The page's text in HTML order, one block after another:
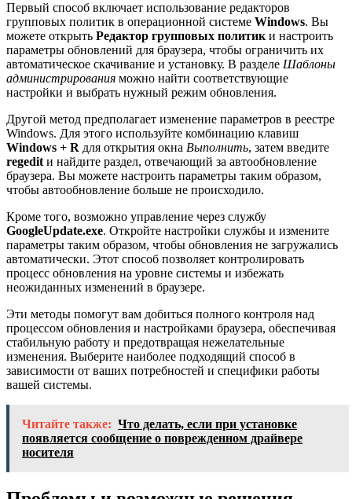
Первый способ включает использование редакторов
групповых политик в операционной системе Windows. Вы
можете открыть Редактор групповых политик и настроить
параметры обновлений для браузера, чтобы ограничить их
автоматическое скачивание и установку. В разделе Шаблоны
администрирования можно найти соответствующие
настройки и выбрать нужный режим обновления.
Другой метод предполагает изменение параметров в реестре
Windows. Для этого используйте комбинацию клавиш
Windows + R для открытия окна Выполнить, затем введите
regedit и найдите раздел, отвечающий за автообновление
браузера. Вы можете настроить параметры таким образом,
чтобы автообновление больше не происходило.
Кроме того, возможно управление через службу
GoogleUpdate.exe. Откройте настройки службы и измените
параметры таким образом, чтобы обновления не загружались
автоматически. Этот способ позволяет контролировать
процесс обновления на уровне системы и избежать
неожиданных изменений в браузере.
Эти методы помогут вам добиться полного контроля над
процессом обновления и настройками браузера, обеспечивая
стабильную работу и предотвращая нежелательные
изменения. Выберите наиболее подходящий способ в
зависимости от ваших потребностей и специфики работы
вашей системы.
Читайте также: Что делать, если при установке
появляется сообщение о поврежденном драйвере
носителя